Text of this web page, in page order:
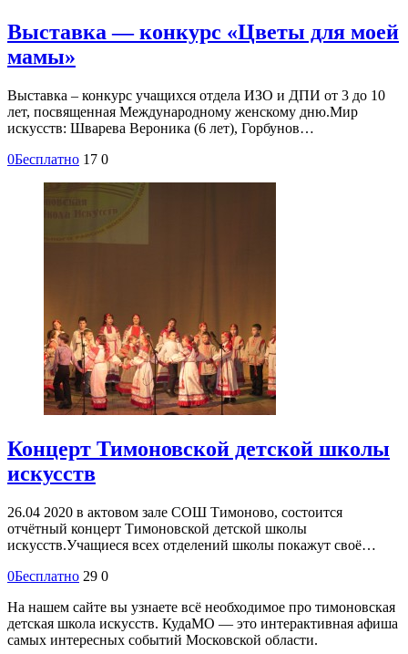
Выставка — конкурс «Цветы для моей
мамы»
Выставка – конкурс учащихся отдела ИЗО и ДПИ от 3 до 10
лет, посвященная Международному женскому дню.Мир
искусств: Шварева Вероника (6 лет), Горбунов…
0Бесплатно 17 0
Концерт Тимоновской детской школы
искусств
26.04 2020 в актовом зале СОШ Тимоново, состоится
отчётный концерт Тимоновской детской школы
искусств.Учащиеся всех отделений школы покажут своё…
0Бесплатно 29 0
На нашем сайте вы узнаете всё необходимое про тимоновская
детская школа искусств. КудаМО — это интерактивная афиша
самых интересных событий Московской области.